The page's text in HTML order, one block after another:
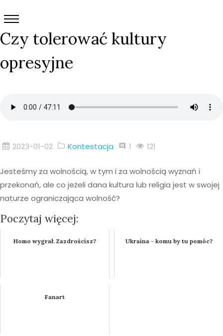
Czy tolerować kultury
opresyjne
2023-01-02 Kontestacja 1 121
Jesteśmy za wolnością, w tym i za wolnością wyznań i
przekonań, ale co jeżeli dana kultura lub religia jest w swojej
naturze ograniczająca wolność?
Poczytaj więcej:
Homo wygrał. Zazdrościsz? Ukraina - komu by tu pomóc?
Fanart